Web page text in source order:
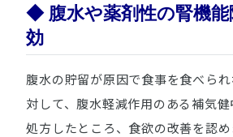
◆ 腹水や薬剤性の腎機能
効
腹水の貯留が原因で食事を食べら
対して、腹水軽減作用のある補気
処方したところ、食欲の改善を認